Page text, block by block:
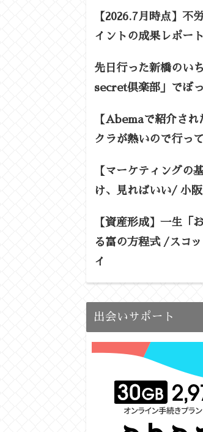
【2026.7月時点】不
イントの成果レポート
先日行った新橋のい
secret倶楽部」でぼ
【Abemaで紹介さ
クラが熱いので行っ
【マーケティングの
け、見ればいい/ 小阪
【資産形成】一生「
る富の方程式 /スコ
イ
出会いサポート